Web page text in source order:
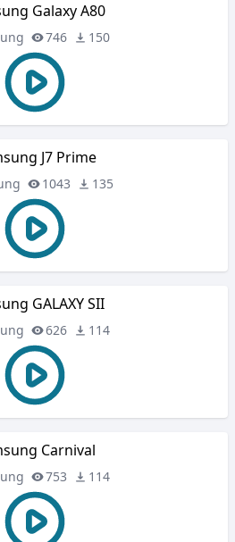
Galaxy A80
746 150
J7 Prime
1043 135
GALAXY SII
626 114
Carnival
753 114